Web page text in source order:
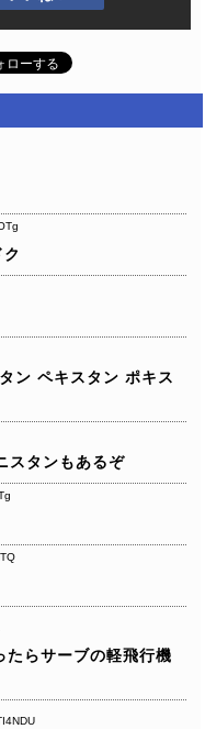
ン ペキスタン ポキス
スタンもあるぞ
たらサーブの軽飛行機